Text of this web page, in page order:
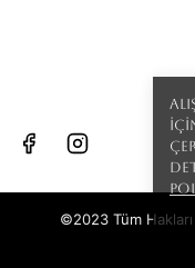
©2023 Tüm Hakları